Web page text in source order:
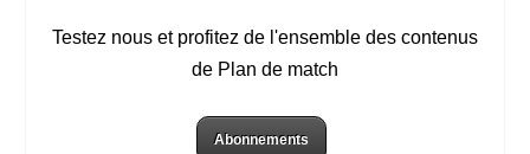
Testez nous et profitez de l'ensemble des contenus
de Plan de match
Abonnements